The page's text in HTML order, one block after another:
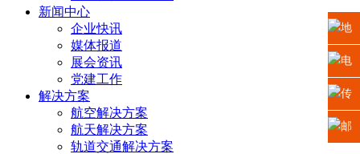
新闻中心
企业快讯
媒体报道
展会资讯
党建工作
解决方案
航空解决方案
航天解决方案
轨道交通解决方案
地
址：
江苏
省苏
电
话：
0512-
传
真：
邮